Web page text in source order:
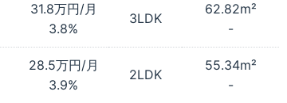
31.8万円/月
3.8%
3LDK
62.82m²
-
28.5万円/月
3.9%
2LDK
55.34m²
-